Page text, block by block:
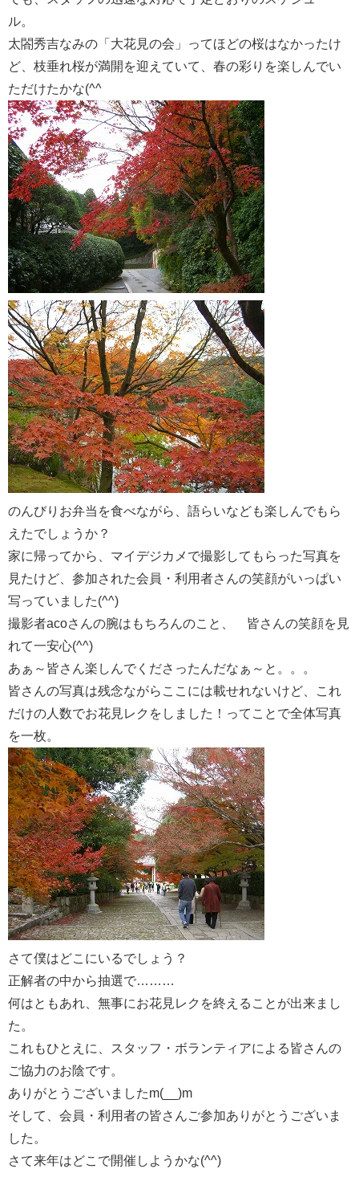
ル。
太閤秀吉なみの「大花見の会」ってほどの桜はなかったけ
ど、枝垂れ桜が満開を迎えていて、春の彩りを楽しんでい
ただけたかな(^^ゞ
のんびりお弁当を食べながら、語らいなども楽しんでもら
えたでしょうか？
家に帰ってから、マイデジカメで撮影してもらった写真を
見たけど、参加された会員・利用者さんの笑顔がいっぱい
写っていました(^^)
撮影者acoさんの腕はもちろんのこと、 皆さんの笑顔を見
れて一安心(^^)
あぁ～皆さん楽しんでくださったんだなぁ～と。。。
皆さんの写真は残念ながらここには載せれないけど、これ
だけの人数でお花見レクをしました！ってことで全体写真
を一枚。
さて僕はどこにいるでしょう？
正解者の中から抽選で………
何はともあれ、無事にお花見レクを終えることが出来まし
た。
これもひとえに、スタッフ・ボランティアによる皆さんの
ご協力のお陰です。
ありがとうございましたm(__)m
そして、会員・利用者の皆さんご参加ありがとうございま
した。
さて来年はどこで開催しようかな(^^)